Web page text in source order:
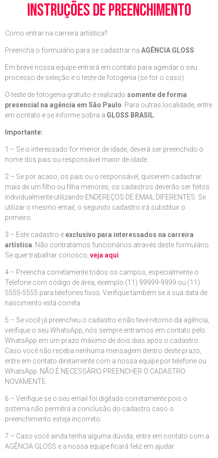
instruções de preenchimento
Como entrar na carreira artística?
Preencha o formulário para se cadastrar na AGÊNCIA GLOSS
Em breve nossa equipe entrará em contato para agendar o seu
processo de seleção e o teste de fotogenia (se for o caso).
O teste de fotogenia gratuito é realizado somente de forma
presencial na agência em São Paulo . Para outras localidade, entre
em ocntato e se informe sobra a GLOSS BRASIL
Importante:
1 – Se o interessado for menor de idade, deverá ser preenchido o
nome dos pais ou responsável maior de idade.
2 – Se por acaso, os pais ou o responsável, quiserem cadastrar
mais de um filho ou filha menores, os cadastros deverão ser feitos
individualmente utilizando ENDEREÇOS DE EMAIL DIFERENTES. Se
utilizar o mesmo email, o segundo cadastro irá substituir o
primeiro.
3 – Este cadastro é exclusivo para interessados na carreira
artística . Não contratamos funcionários através deste formulário.
Se quer trabalhar conosco, veja aqui
4 – Preencha corretamente todos os campos, especialmente o
Telefone com código de área, exemplo (11) 99999-9999 ou (11)
5555-5555 para telefones fixos. Verifique também se a sua data de
nascimento está correta.
5 – Se você já preencheu o cadastro e não teve retorno da agência,
verifique o seu WhatsApp, nós sempre entramos em contato pelo
WhatsApp em um prazo máximo de dois dias após o cadastro.
Caso você não receba nenhuma mensagem dentro deste prazo,
entre em contato diretamente com a nossa equipe por telefone ou
WhatsApp. NÃO É NECESSÁRIO PREENCHER O CADASTRO
NOVAMENTE.
6 – Verifique se o seu email foi digitado corretamente pois o
sistema não permitrá a conclusão do cadastro caso o
preenchimento esteja incorreto.
7 – Caso você ainda tenha alguma dúvida, entre em contato com a
AGÊNCIA GLOSS e a nossa equipe ficará feliz em ajudar.